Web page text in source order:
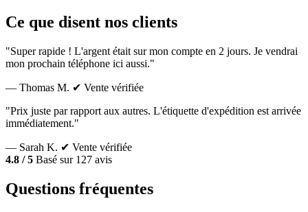
Ce que disent nos clients
"Super rapide ! L'argent était sur mon compte en 2 jours. Je vendrai
mon prochain téléphone ici aussi."
— Thomas M. ✔ Vente vérifiée
"Prix juste par rapport aux autres. L'étiquette d'expédition est arrivée
immédiatement."
— Sarah K. ✔ Vente vérifiée
4.8 / 5 Basé sur 127 avis
Questions fréquentes